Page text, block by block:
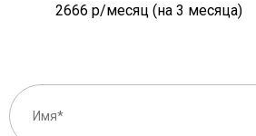
2666 р/месяц (на 3 месяца)